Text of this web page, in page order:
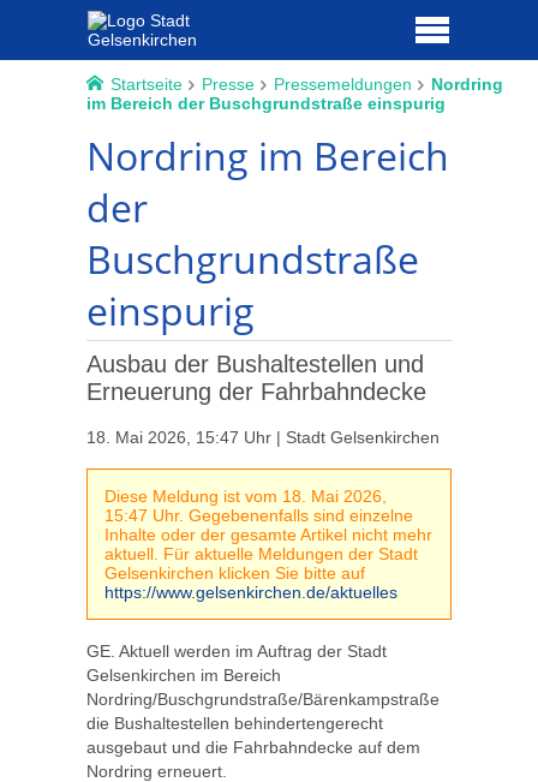
Startseite Presse Pressemeldungen
Nordring
im Bereich der Buschgrundstraße einspurig
Nordring im Bereich
der
Buschgrundstraße
einspurig
Ausbau der Bushaltestellen und
Erneuerung der Fahrbahndecke
18. Mai 2026, 15:47 Uhr | Stadt Gelsenkirchen
Diese Meldung ist vom 18. Mai 2026,
15:47 Uhr. Gegebenenfalls sind einzelne
Inhalte oder der gesamte Artikel nicht mehr
aktuell. Für aktuelle Meldungen der Stadt
Gelsenkirchen klicken Sie bitte auf
https://www.gelsenkirchen.de/aktuelles
GE. Aktuell werden im Auftrag der Stadt
Gelsenkirchen im Bereich
Nordring/Buschgrundstraße/Bärenkampstraße
die Bushaltestellen behindertengerecht
ausgebaut und die Fahrbahndecke auf dem
Nordring erneuert.